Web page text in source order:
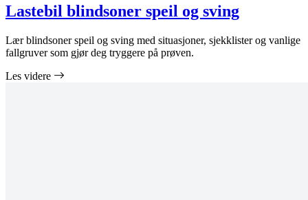
Lastebil blindsoner speil og sving
Lær blindsoner speil og sving med situasjoner, sjekklister og vanlige
fallgruver som gjør deg tryggere på prøven.
Les videre